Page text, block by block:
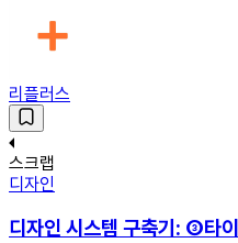
리플러스
스크랩
디자인
디자인 시스템 구축기: ③타